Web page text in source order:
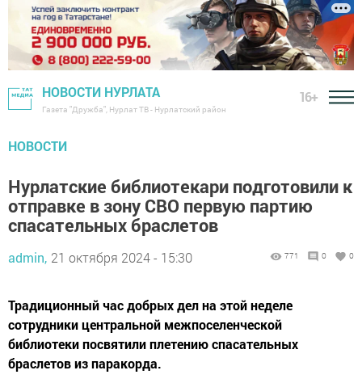
НОВОСТИ НУРЛАТА
Газета "Дружба", Нурлат ТВ - Нурлатский район
16+
НОВОСТИ
Нурлатские библиотекари подготовили к
отправке в зону СВО первую партию
спасательных браслетов
admin, 21 октября 2024 - 15:30 771 0 0
Традиционный час добрых дел на этой неделе
сотрудники центральной межпоселенческой
библиотеки посвятили плетению спасательных
браслетов из паракорда.